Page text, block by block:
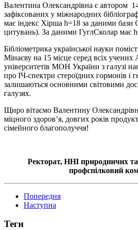
Валентина Олександрівна є автором
зафіксованих у міжнародних
має індекс Хірша h=18 за даними бази
цитувань). За даними ГуглСколар має
Бібліометрика української науки
Мінаєву на 15 місце серед всіх учених
університетів МОН України з галузі
про ІЧ-спектри стероїдних гормонів і
залишаються основними світовими
галузях.
Щиро вітаємо Валентину
міцного здоров’я, довгих років
сімейного благополуччя!
Ректорат, ННІ природничих
профспілковий
Попередня
Наступна
Теги